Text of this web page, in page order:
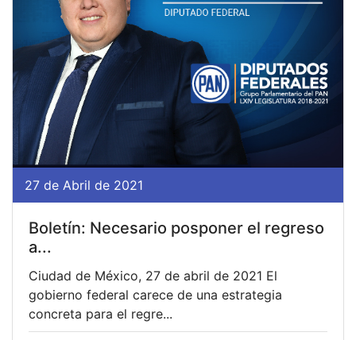
27 de Abril de 2021
Boletín: Necesario posponer el regreso
a...
Ciudad de México, 27 de abril de 2021 El
gobierno federal carece de una estrategia
concreta para el regre...